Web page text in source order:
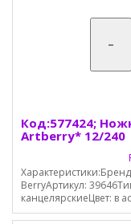
-
Код:577424;
Artberry* 12/240
BerryАртикул:
канцелярскиеЦвет: в